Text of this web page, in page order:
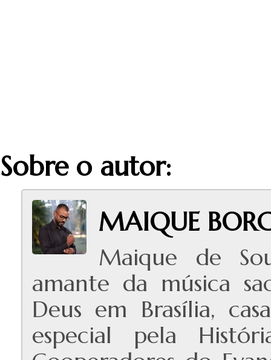
Sobre o autor:
MAIQUE
Maique de
amante da música
Deus em Brasília,
especial pela